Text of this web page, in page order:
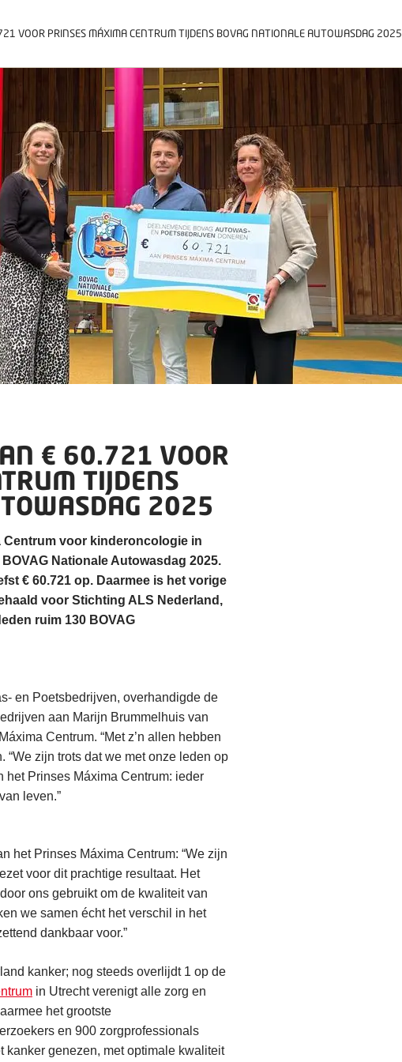
VOOR PRINSES MÁXIMA CENTRUM TIJDENS BOVAG NATIONALE AUTOWASDAG 2025
€ 60.721 VOOR
TIJDENS
2025
Centrum voor kinderoncologie in
Nationale Autowasdag 2025.
€ 60.721 op. Daarmee is het vorige
voor Stichting ALS Nederland,
ruim 130 BOVAG
en Poetsbedrijven, overhandigde de
aan Marijn Brummelhuis van
Centrum. “Met z’n allen hebben
“We zijn trots dat we met onze leden op
Prinses Máxima Centrum: ieder
leven.”
het Prinses Máxima Centrum: “We zijn
voor dit prachtige resultaat. Het
ons gebruikt om de kwaliteit van
we samen écht het verschil in het
dankbaar voor.”
kanker; nog steeds overlijdt 1 op de
in Utrecht verenigt alle zorg en
het grootste
en 900 zorgprofessionals
kanker genezen, met optimale kwaliteit